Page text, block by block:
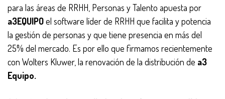
para las áreas de RRHH, Personas y Talento apuesta por
a3EQUIPOel software líder de RRHH que facilita y potencia
la gestión de personas y que tiene presencia en más del
25% del mercado. Es por ello que firmamos recientemente
con Wolters Kluwer, la renovación de la distribución de a3
Equipo.